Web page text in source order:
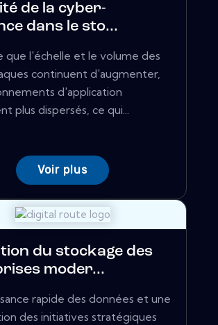
de la cyber-
dans le sto...
que l'échelle et le volume des
continuent d'augmenter,
d'application
plus dispersés, ce qui...
Voir plus
du stockage des
moder...
rapide des données et une
des initiatives stratégiques